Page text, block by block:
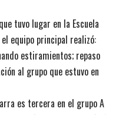
tuvo lugar en la Escuela
el equipo principal realizó:
estiramientos; repaso
al grupo que estuvo en
es tercera en el grupo A